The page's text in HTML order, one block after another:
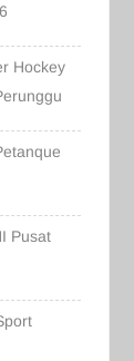
Hockey
Pusat